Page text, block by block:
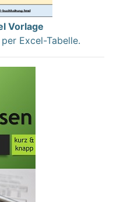
Vorlage
Excel-Tabelle.